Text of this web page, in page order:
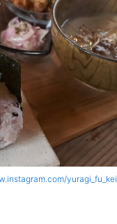
yuragi_fu_kei